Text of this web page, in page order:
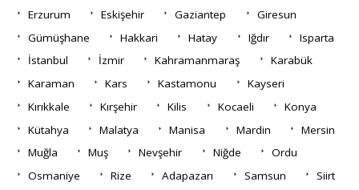
Erzurum
Eskişehir Gaziantep
Giresun
Gümüşhane
Hakkari Hatay Iğdır
Isparta
İstanbul
İzmir Kahramanmaraş
Karabük
Karaman
Kars Kastamonu
Kayseri
Kırıkkale
Kırşehir Kilis Kocaeli
Konya
Kütahya
Malatya Manisa Mardin
Mersin
Muğla
Muş Nevşehir Niğde
Ordu
Osmaniye
Rize Adapazarı Samsun
Siirt